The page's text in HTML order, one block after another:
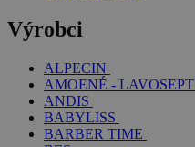
Výrobci
ALPECIN
AMOENÉ - LAVOSEPT
ANDIS
BABYLISS
BARBER TIME